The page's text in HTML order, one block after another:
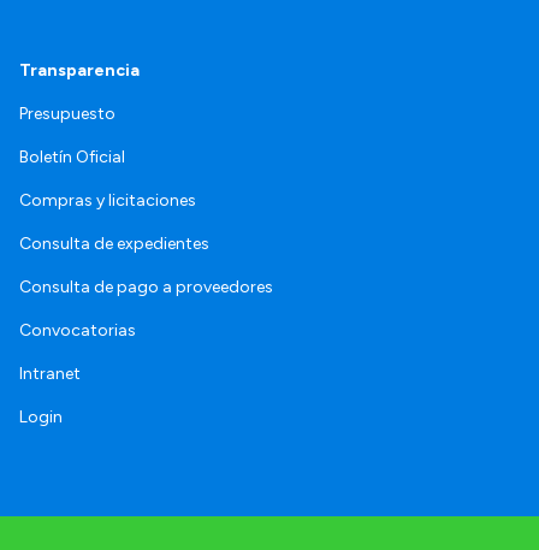
Transparencia
Presupuesto
Boletín Oficial
Compras y licitaciones
Consulta de expedientes
Consulta de pago a proveedores
Convocatorias
Intranet
Login